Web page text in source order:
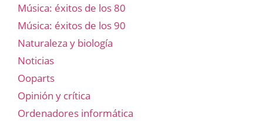
Música: éxitos de los 80
Música: éxitos de los 90
Naturaleza y biología
Noticias
Ooparts
Opinión y crítica
Ordenadores informática